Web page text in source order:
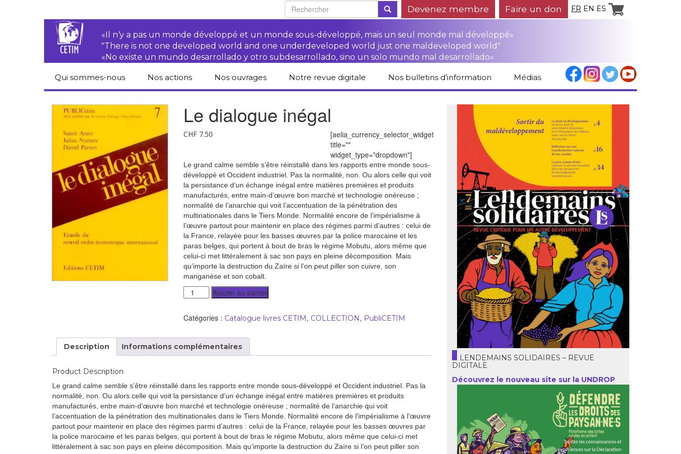
Devenez membre Faire un don FR EN ES
«Il n‘y a pas un monde développé et un monde sous-développé, mais un seul monde mal développé»
"There is not one developed world and one underdeveloped world just one maldeveloped world"
«No existe un mundo desarrollado y otro subdesarrollado, sino un solo mundo mal desarrollado»
Qui sommes-nous
Newsletters
Rapports d’activités
Statuts
Nos actions
paysan.nes “Protéger les droits
des paysan.nes”
Fiches de formation
sur les droits des
paysan.nes
Sociétés
transnationales
Accès à la justice
pour les victimes des
STN
Justice
environnementale
Autres documents
et liens
Droits économiques,
sociaux et culturels
développement
Argentine
Bolivie
Brésil
Chili
Equateur
Espagne
France
Déclarations à l’ONU
Conférences
Archives à
Nos ouvrages
du CETIM
demain
Hors-série
Publications droits
humains
Collection droits
humains
Cahiers critiques
Diffusion librairies
Notre revue digitale
pour un autre
développement
Lendemains
solidaires dans les
Nos bulletins d’information Médias
Revue de presse
Le dialogue inégal
[aelia_currency_selector_widget
title=""
widget_type="dropdown"]
CHF7.50
Le grand calme semble s’être réinstallé dans les rapports entre monde sous-
développé et Occident industriel. Pas la normalité, non. Ou alors celle qui voit
la persistance d’un échange inégal entre matières premières et produits
manufacturés, entre main-d’œuvre bon marché et technologie onéreuse ;
normalité de l’anarchie qui voit l’accentuation de la pénétration des
multinationales dans le Tiers Monde. Normalité encore de l’impérialisme à
l’œuvre partout pour maintenir en place des régimes parmi d’autres : celui de
la France, relayée pour les basses œuvres par la police marocaine et les
paras belges, qui portent à bout de bras le régime Mobutu, alors même que
celui-ci met littéralement à sac son pays en pleine décomposition. Mais
qu’importe la destruction du Zaïre si l’on peut piller son cuivre, son
manganèse et son cobalt.
Ajouter au panier
Catégories : Catalogue livres CETIM, COLLECTION, PubliCETIM
Description Informations complémentaires
Product Description
Le grand calme semble s’être réinstallé dans les rapports entre monde sous-développé et Occident industriel. Pas la
normalité, non. Ou alors celle qui voit la persistance d’un échange inégal entre matières premières et produits
manufacturés, entre main-d’œuvre bon marché et technologie onéreuse ; normalité de l’anarchie qui voit
l’accentuation de la pénétration des multinationales dans le Tiers Monde. Normalité encore de l’impérialisme à l’œuvre
partout pour maintenir en place des régimes parmi d’autres : celui de la France, relayée pour les basses œuvres par
la police marocaine et les paras belges, qui portent à bout de bras le régime Mobutu, alors même que celui-ci met
littéralement à sac son pays en pleine décomposition. Mais qu’importe la destruction du Zaïre si l’on peut piller son
LENDEMAINS SOLIDAIRES – REVUE
DIGITALE
Découvrez le nouveau site sur la UNDROP